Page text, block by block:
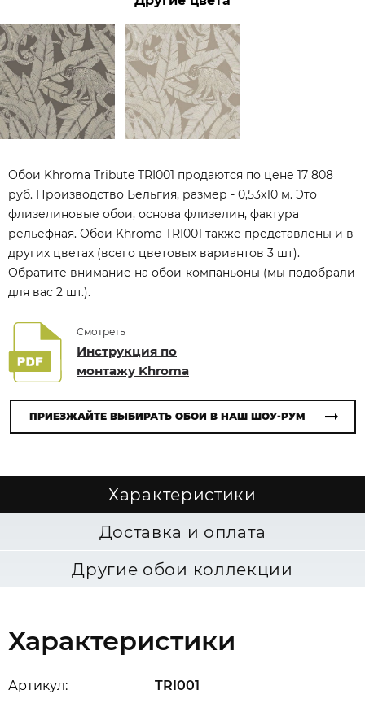
Обои Khroma Tribute TRI001 продаются по цене 17 808
руб. Производство Бельгия, размер - 0,53x10 м. Это
флизелиновые обои, основа флизелин, фактура
рельефная. Обои Khroma TRI001 также представлены и в
других цветах (всего цветовых вариантов 3 шт).
Обратите внимание на обои-компаньоны (мы подобрали
для вас 2 шт.).
Смотреть
Инструкция по
монтажу Khroma
ПРИЕЗЖАЙТЕ ВЫБИРАТЬ ОБОИ В НАШ ШОУ-РУМ
Характеристики
Доставка и оплата
Другие обои коллекции
Характеристики
Артикул: TRI001